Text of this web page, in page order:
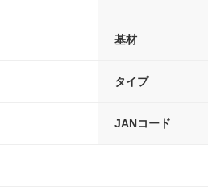
基材
タイプ
JANコード